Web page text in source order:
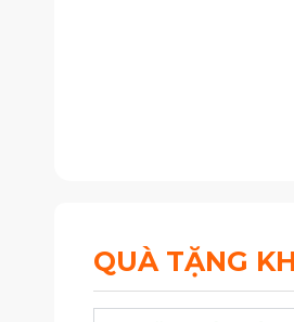
QUÀ TẶNG